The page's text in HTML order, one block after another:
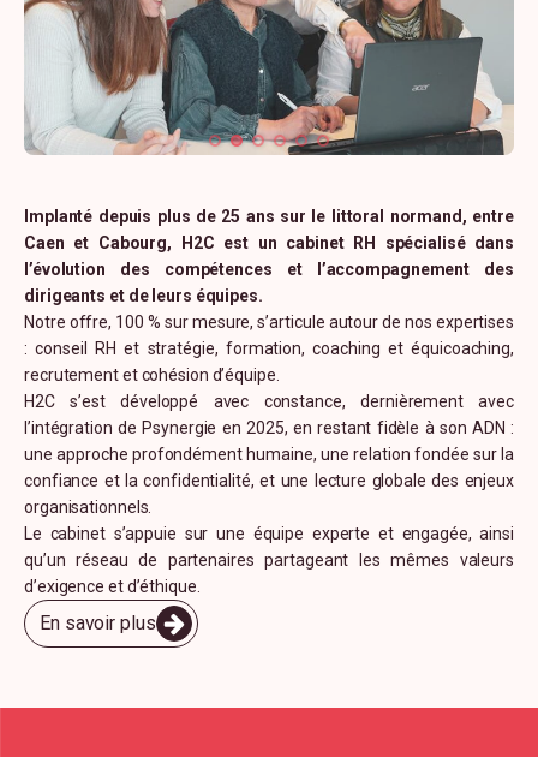
Implanté depuis plus de 25 ans sur le littoral normand, entre
Caen et Cabourg, H2C est un cabinet RH spécialisé dans
l’évolution des compétences et l’accompagnement des
dirigeants et de leurs équipes.
Notre offre, 100 % sur mesure, s’articule autour de nos expertises
: conseil RH et stratégie, formation, coaching et équicoaching,
recrutement et cohésion d’équipe.
H2C s’est développé avec constance, dernièrement avec
l’intégration de Psynergie en 2025, en restant fidèle à son ADN :
une approche profondément humaine, une relation fondée sur la
confiance et la confidentialité, et une lecture globale des enjeux
organisationnels.
Le cabinet s’appuie sur une équipe experte et engagée, ainsi
qu’un réseau de partenaires partageant les mêmes valeurs
d’exigence et d’éthique.
En savoir plus